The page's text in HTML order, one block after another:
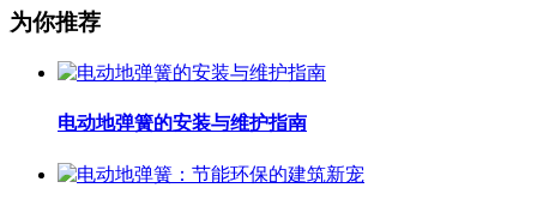
为你推荐
电动地弹簧的安装与维护指南